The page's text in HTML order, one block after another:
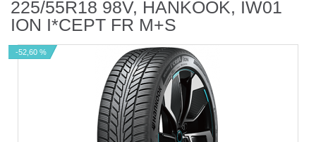
225/55R18 98V, HANKOOK, IW01
ION I*CEPT FR M+S
-52,60 %